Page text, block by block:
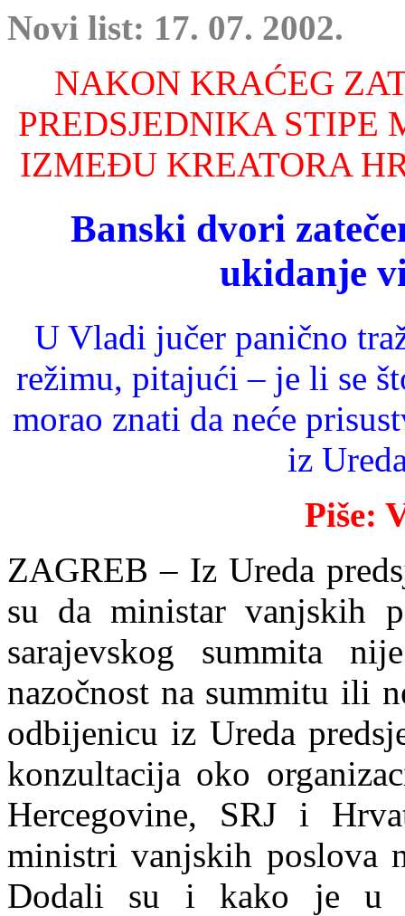
Novi list: 17. 07. 2002.
NAKON KRAĆEG
PREDSJEDNIKA STIPE
IZMEĐU KREATORA
Banski dvori
ukidanje
U Vladi jučer panično
režimu, pitajući – je li se
morao znati da neće
iz
Piše:
ZAGREB – Iz Ureda
su da ministar vanjskih
sarajevskog summita
nazočnost na summitu ili
odbijenicu iz Ureda
konzultacija oko
Hercegovine, SRJ i
ministri vanjskih poslova
Dodali su i kako je u